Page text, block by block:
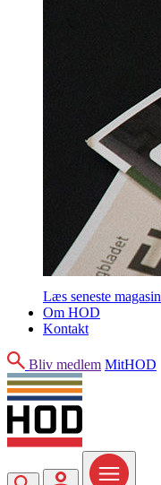
Læs seneste magasin
Om HOD
Kontakt
Søg
Bliv medlem MitHOD